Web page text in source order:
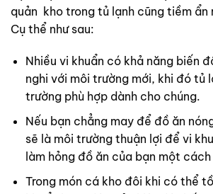
quản kho trong tủ lạnh cũng tiềm ẩn
Cụ thể như sau:
Nhiều vi khuẩn có khả năng biến
nghi với môi trường mới, khi đó tủ
trường phù hợp dành cho chúng.
Nếu bạn chẳng may để đồ ăn
sẽ là môi trường thuận lợi để vi
làm hỏng đồ ăn của bạn một cách
Trong món cá kho đôi khi có thể